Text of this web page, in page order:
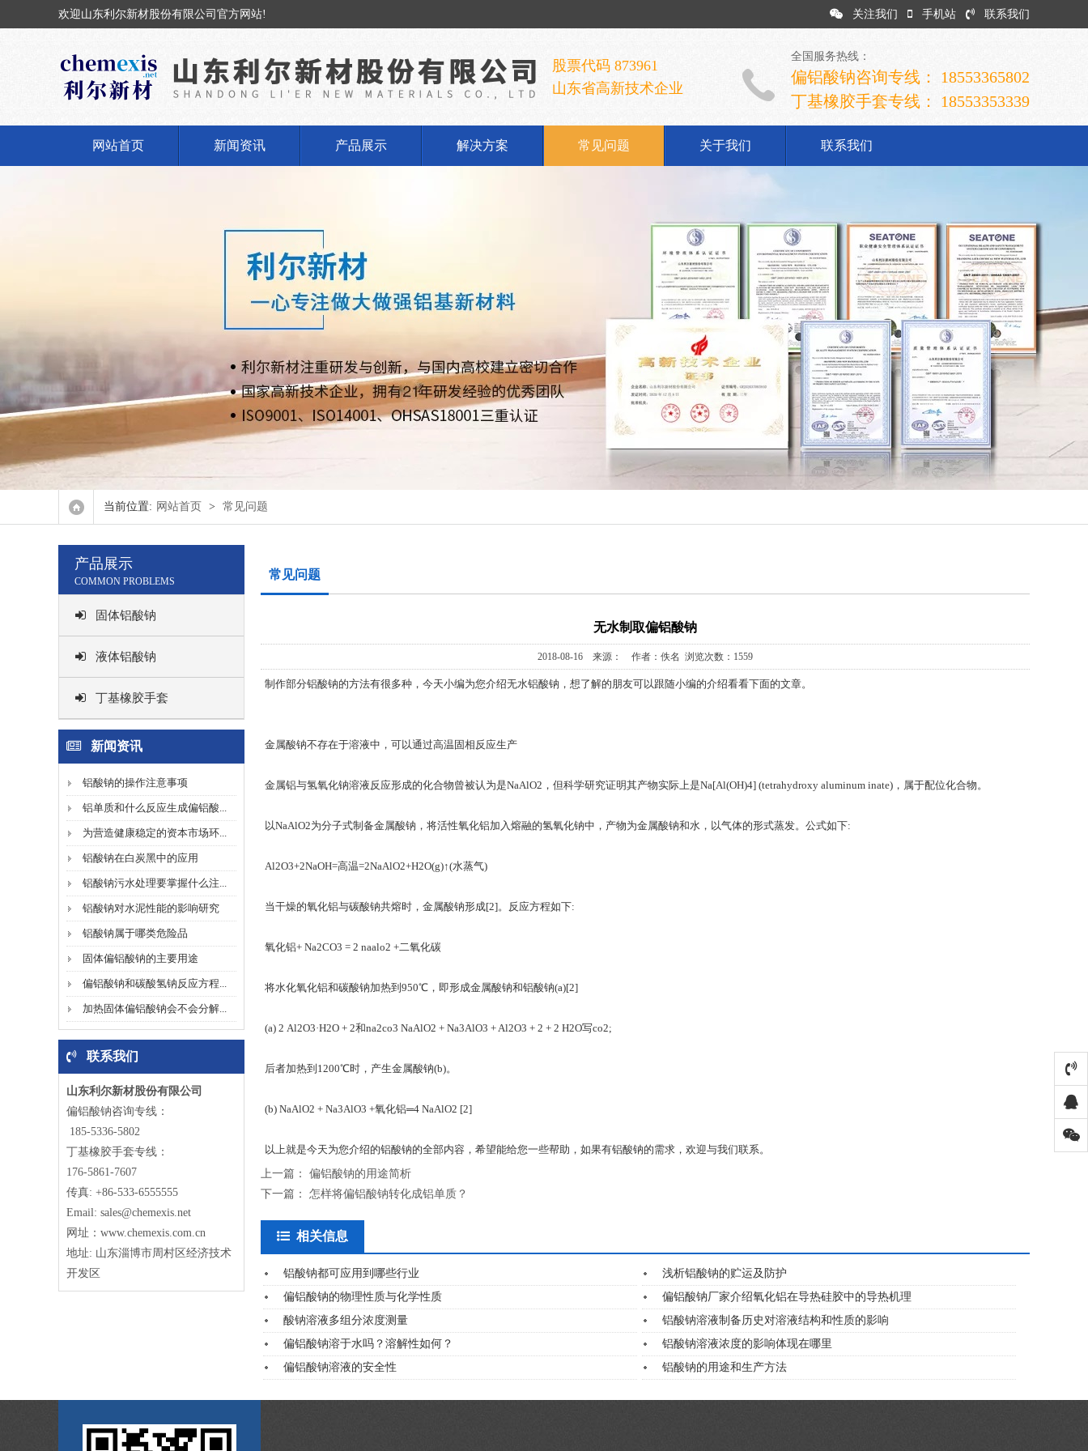
欢迎山东利尔新材股份有限公司官方网站! 关注我们 手机站 联系我们
股票代码 873961
山东省高新技术企业
全国服务热线：
偏铝酸钠咨询专线： 18553365802
丁基橡胶手套专线： 18553353339
网站首页 新闻资讯 产品展示
丁基橡胶手套
解决方案 常见问题 关于我们
发展历程
荣誉资质
联系我们
联系我们
当前位置: 网站首页 > 常见问题
产品展示
COMMON PROBLEMS
固体铝酸钠
液体铝酸钠
丁基橡胶手套
新闻资讯
铝酸钠的操作注意事项
铝单质和什么反应生成偏铝酸...
为营造健康稳定的资本市场环...
铝酸钠在白炭黑中的应用
铝酸钠污水处理要掌握什么注...
铝酸钠对水泥性能的影响研究
铝酸钠属于哪类危险品
固体偏铝酸钠的主要用途
偏铝酸钠和碳酸氢钠反应方程...
加热固体偏铝酸钠会不会分解...
联系我们
山东利尔新材股份有限公司
偏铝酸钠咨询专线：
185-5336-5802
丁基橡胶手套专线：
176-5861-7607
传真: +86-533-6555555
Email: sales@chemexis.net
网址：www.chemexis.com.cn
地址: 山东淄博市周村区经济技术
开发区
常见问题
无水制取偏铝酸钠
2018-08-16 来源： 作者：佚名 浏览次数：1559
制作部分铝酸钠的方法有很多种，今天小编为您介绍无水铝酸钠，想了解的朋友可以跟随小编的介绍看看下面的文章。
金属酸钠不存在于溶液中，可以通过高温固相反应生产
金属铝与氢氧化钠溶液反应形成的化合物曾被认为是NaAlO2，但科学研究证明其产物实际上是Na[Al(OH)4] (tetrahydroxy aluminum inate)，属于配位化合物。
以NaAlO2为分子式制备金属酸钠，将活性氧化铝加入熔融的氢氧化钠中，产物为金属酸钠和水，以气体的形式蒸发。公式如下:
Al2O3+2NaOH=高温=2NaAlO2+H2O(g)↑(水蒸气)
当干燥的氧化铝与碳酸钠共熔时，金属酸钠形成[2]。反应方程如下:
氧化铝+ Na2CO3 = 2 naalo2 +二氧化碳
将水化氧化铝和碳酸钠加热到950℃，即形成金属酸钠和铝酸钠(a)[2]
(a) 2 Al2O3·H2O + 2和na2co3 NaAlO2 + Na3AlO3 + Al2O3 + 2 + 2 H2O写co2;
后者加热到1200℃时，产生金属酸钠(b)。
(b) NaAlO2 + Na3AlO3 +氧化铝═4 NaAlO2 [2]
以上就是今天为您介绍的铝酸钠的全部内容，希望能给您一些帮助，如果有铝酸钠的需求，欢迎与我们联系。
上一篇： 偏铝酸钠的用途简析
下一篇： 怎样将偏铝酸钠转化成铝单质？
相关信息
铝酸钠都可应用到哪些行业
浅析铝酸钠的贮运及防护
偏铝酸钠的物理性质与化学性质
偏铝酸钠厂家介绍氧化铝在导热硅胶中的导热机理
酸钠溶液多组分浓度测量
铝酸钠溶液制备历史对溶液结构和性质的影响
偏铝酸钠溶于水吗？溶解性如何？
铝酸钠溶液浓度的影响体现在哪里
偏铝酸钠溶液的安全性
铝酸钠的用途和生产方法